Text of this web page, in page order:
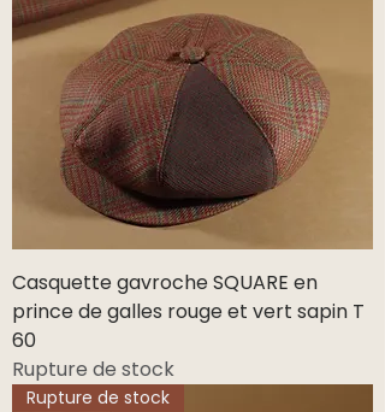
Casquette gavroche SQUARE en
prince de galles rouge et vert sapin T
60
Rupture de stock
Rupture de stock